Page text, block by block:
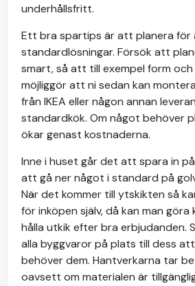
underhållsfritt.
Ett bra spartips är att planera för
standardlösningar. Försök att
smart, så att till exempel form
möjliggör att ni sedan kan
från IKEA eller någon annan
standardkök. Om något behöver
ökar genast kostnaderna.
Inne i huset går det att spara in
att gå ner något i standard på
När det kommer till ytskikten så
för inköpen själv, då kan man
hålla utkik efter bra erbjudanden.
alla byggvaror på plats till dess
behöver dem. Hantverkarna tar
oavsett om materialen är